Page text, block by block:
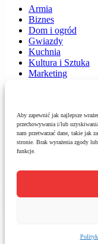
Aby zapewnić jak najlepsze
przechowywania i/lub
nam przetwarzać dane, takie jak
stronie. Brak wyrażenia zgody
funkcje.
Armia
Biznes
Dom i ogród
Gwiazdy
Kuchnia
Kultura i Sztuka
Marketing
Podróże
Polityka
Sport
Środowisko
Technologie